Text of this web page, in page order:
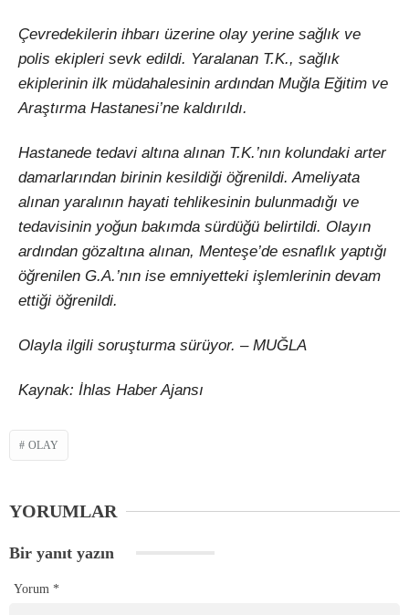
Çevredekilerin ihbarı üzerine olay yerine sağlık ve
polis ekipleri sevk edildi. Yaralanan T.K., sağlık
ekiplerinin ilk müdahalesinin ardından Muğla Eğitim ve
Araştırma Hastanesi’ne kaldırıldı.
Hastanede tedavi altına alınan T.K.’nın kolundaki arter
damarlarından birinin kesildiği öğrenildi. Ameliyata
alınan yaralının hayati tehlikesinin bulunmadığı ve
tedavisinin yoğun bakımda sürdüğü belirtildi. Olayın
ardından gözaltına alınan, Menteşe’de esnaflık yaptığı
öğrenilen G.A.’nın ise emniyetteki işlemlerinin devam
ettiği öğrenildi.
Olayla ilgili soruşturma sürüyor. – MUĞLA
Kaynak: İhlas Haber Ajansı
OLAY
YORUMLAR
Bir yanıt yazın
Yorum *